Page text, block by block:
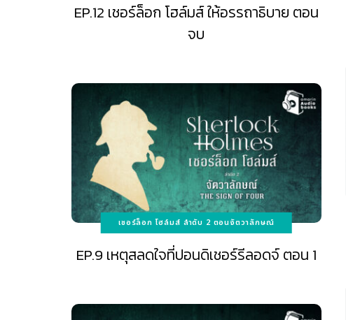
EP.12 เชอร์ล็อก โฮล์มส์ ให้อรรถาธิบาย ตอน
จบ
เชอร์ล็อก โฮล์มส์ ลำดับ 2 ตอนจัตวาลักษณ์
EP.9 เหตุสลดใจที่ปอนดิเชอร์รีลอดจ์ ตอน 1